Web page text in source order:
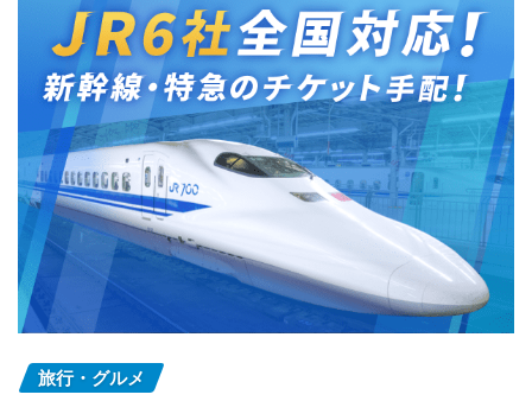
旅行・グルメ